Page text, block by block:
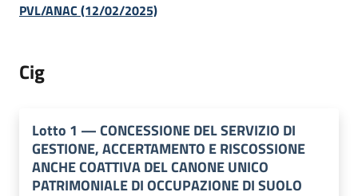
PVL/ANAC (12/02/2025)
Cig
Lotto 1 —CONCESSIONE DEL SERVIZIO DI
GESTIONE, ACCERTAMENTO E RISCOSSIONE
ANCHE COATTIVA DEL CANONE UNICO
PATRIMONIALE DI OCCUPAZIONE DI SUOLO